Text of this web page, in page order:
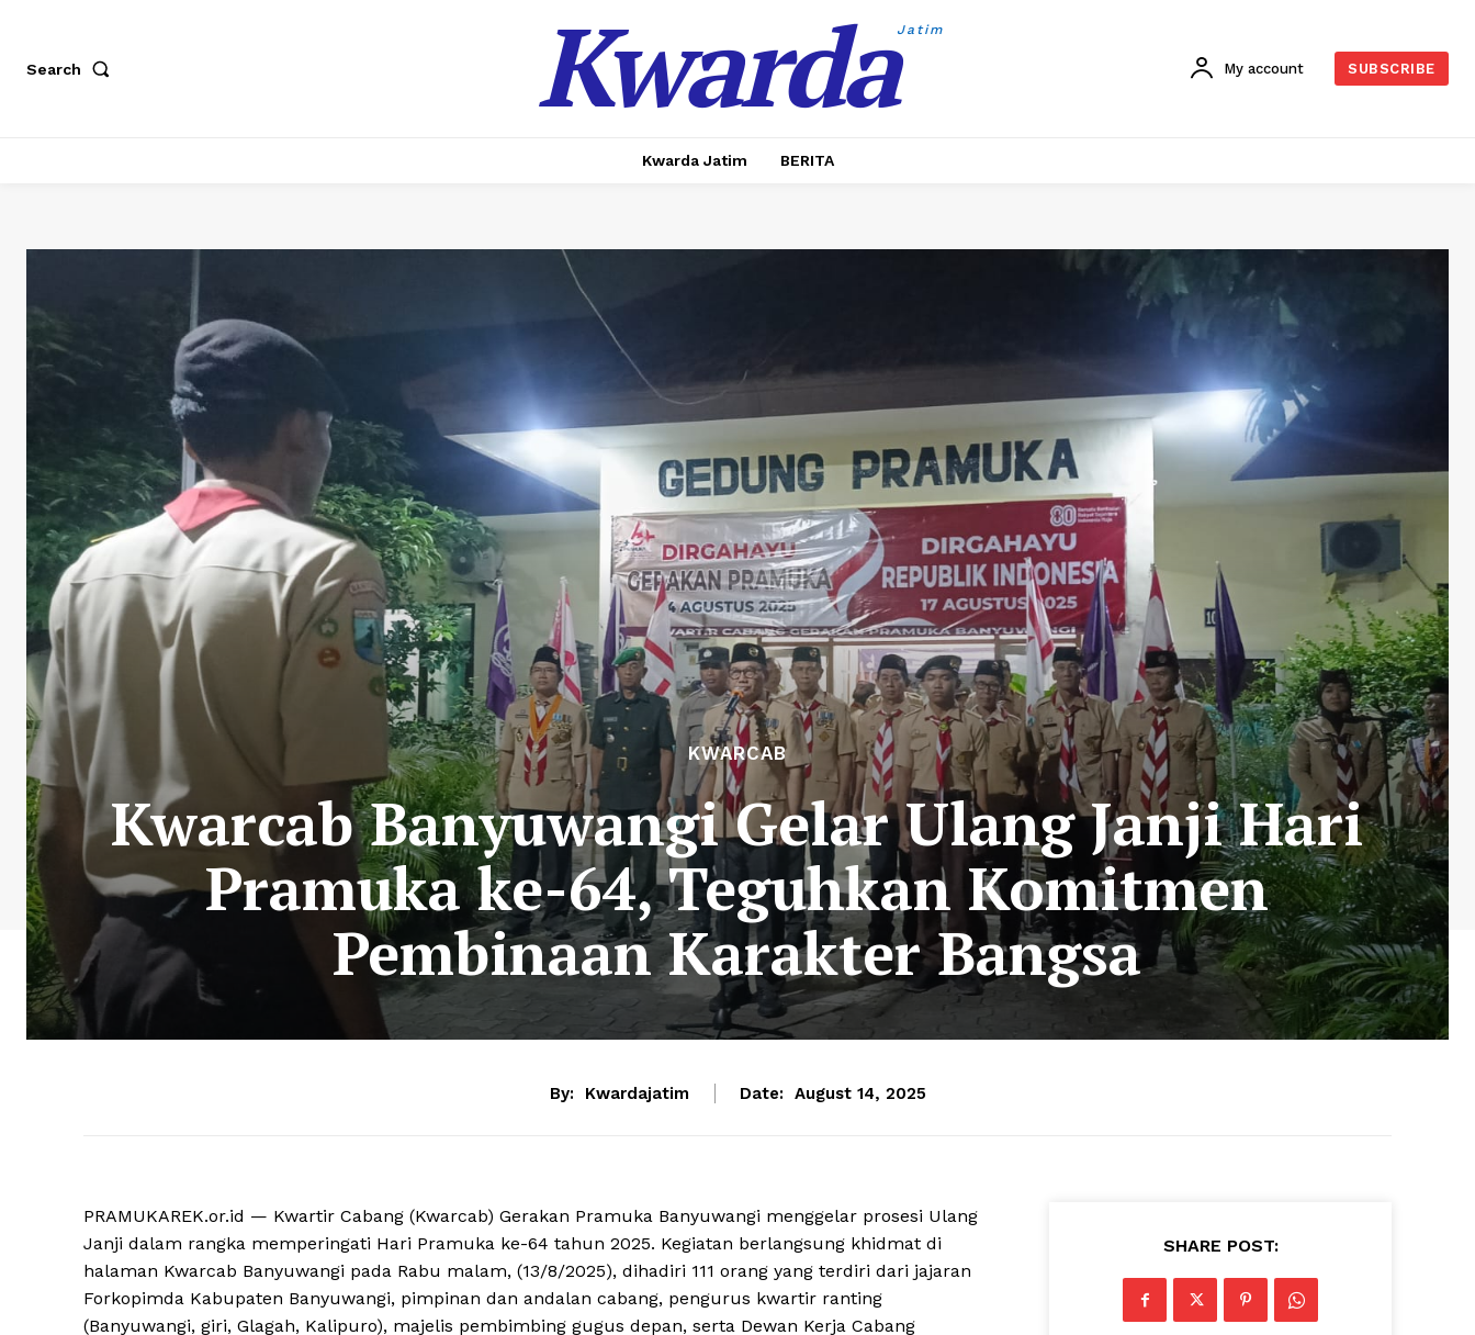
Search KwardaJatim
My account SUBSCRIBE
Kwarda Jatim BERITA
KWARCAB
Kwarcab Banyuwangi Gelar Ulang Janji Hari
Pramuka ke-64, Teguhkan Komitmen
Pembinaan Karakter Bangsa
By: Kwardajatim Date: August 14, 2025
PRAMUKAREK.or.id — Kwartir Cabang (Kwarcab) Gerakan Pramuka Banyuwangi menggelar prosesi Ulang
Janji dalam rangka memperingati Hari Pramuka ke-64 tahun 2025. Kegiatan berlangsung khidmat di
halaman Kwarcab Banyuwangi pada Rabu malam, (13/8/2025), dihadiri 111 orang yang terdiri dari jajaran
Forkopimda Kabupaten Banyuwangi, pimpinan dan andalan cabang, pengurus kwartir ranting
(Banyuwangi, giri, Glagah, Kalipuro), majelis pembimbing gugus depan, serta Dewan Kerja Cabang
SHARE POST: